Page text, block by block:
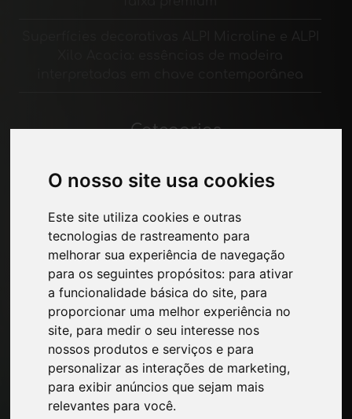
O nosso site usa cookies
Este site utiliza cookies e outras
tecnologias de rastreamento para
melhorar sua experiência de navegação
para os seguintes propósitos: para ativar
a funcionalidade básica do site, para
proporcionar uma melhor experiência no
site, para medir o seu interesse nos
nossos produtos e serviços e para
personalizar as interações de marketing,
para exibir anúncios que sejam mais
relevantes para você.
Categorias
Ferragens para móveis
Cozinha
Colas e produtos adesivos para móveis
Painéis, folheados e produtos semiacabados
Tintas para móveis
Iluminação de móveis
Sistemas para mesas e acessórios
Materiais Tecnológicos
Máquinas e softwares para a indústria
moveleira
Economia, Notícias e Feiras